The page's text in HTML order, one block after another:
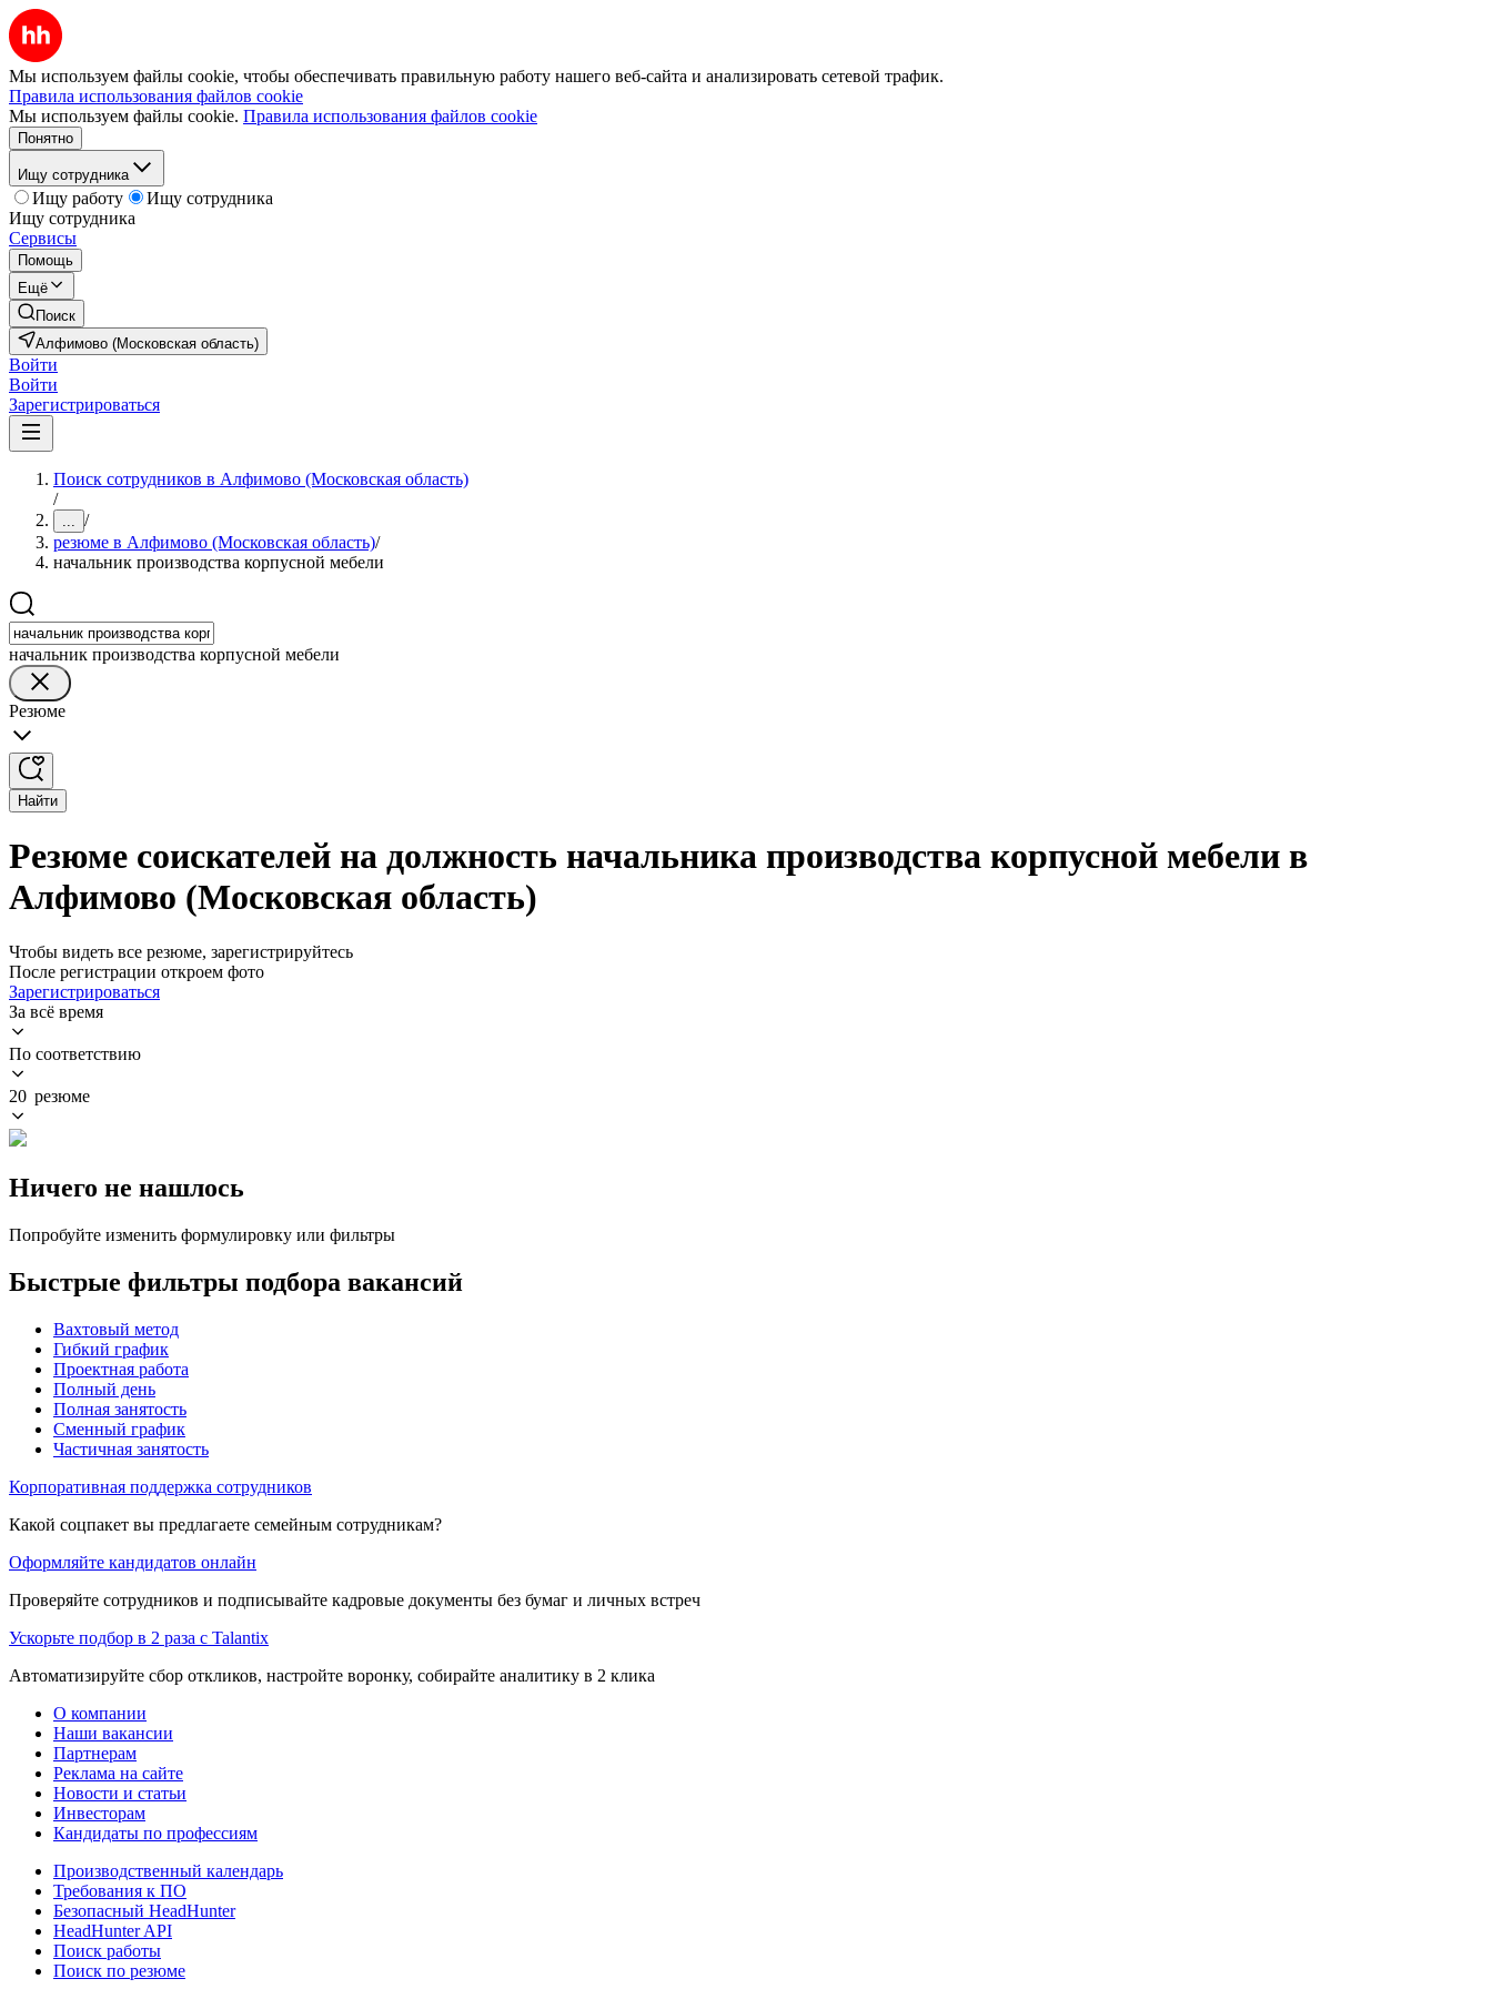
Мы используем файлы cookie, чтобы обеспечивать правильную работу нашего веб-сайта и анализировать сетевой трафик.
Правила использования файлов cookie
Мы используем файлы cookie. Правила использования файлов cookie
Понятно
Ищу сотрудника
Ищу работу
Ищу сотрудника
Ищу сотрудника
Сервисы
Помощь
Ещё
Поиск
Алфимово (Московская область)
Войти
Войти
Зарегистрироваться
Поиск сотрудников в Алфимово (Московская область)
/
... /
резюме в Алфимово (Московская область)/
начальник производства корпусной мебели
начальник производства корпусной мебели
Резюме
Найти
Резюме соискателей на должность начальника производства корпусной мебели в
Алфимово (Московская область)
Чтобы видеть все резюме, зарегистрируйтесь
После регистрации откроем фото
Зарегистрироваться
За всё время
По соответствию
20 резюме
Ничего не нашлось
Попробуйте изменить формулировку или фильтры
Быстрые фильтры подбора вакансий
Вахтовый метод
Гибкий график
Проектная работа
Полный день
Полная занятость
Сменный график
Частичная занятость
Корпоративная поддержка сотрудников
Какой соцпакет вы предлагаете семейным сотрудникам?
Оформляйте кандидатов онлайн
Проверяйте сотрудников и подписывайте кадровые документы без бумаг и личных встреч
Ускорьте подбор в 2 раза с Talantix
Автоматизируйте сбор откликов, настройте воронку, собирайте аналитику в 2 клика
О компании
Наши вакансии
Партнерам
Реклама на сайте
Новости и статьи
Инвесторам
Кандидаты по профессиям
Производственный календарь
Требования к ПО
Безопасный HeadHunter
HeadHunter API
Поиск работы
Поиск по резюме